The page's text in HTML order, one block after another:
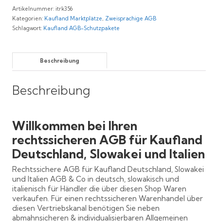
Slowakei
und
Italien
Artikelnummer: itrk356
Kategorien: Kaufland Marktplätze, Zweisprachige AGB
Schlagwort: Kaufland AGB-Schutzpakete
Beschreibung
Beschreibung
Willkommen bei Ihren
rechtssicheren AGB für Kaufland
Deutschland, Slowakei und Italien
Rechtssichere AGB für Kaufland Deutschland, Slowakei
und Italien AGB & Co in deutsch, slowakisch und
italienisch für Händler die über diesen Shop Waren
verkaufen. Für einen rechtssicheren Warenhandel über
diesen Vertriebskanal benötigen Sie neben
abmahnsicheren & individualisierbaren Allgemeinen